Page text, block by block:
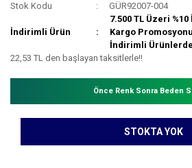
Stok Kodu
GÜR92007-004
İndirimli Ürün
7.500 TL Üzeri
Kargo Promosyonu
İndirimli
22,53 TL den başlayan taksitlerle!!
Önce Renk Sonra Beden
STOKTA YOK